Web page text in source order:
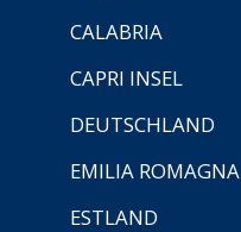
CALABRIA
CAPRI INSEL
DEUTSCHLAND
EMILIA ROMAGNA
ESTLAND